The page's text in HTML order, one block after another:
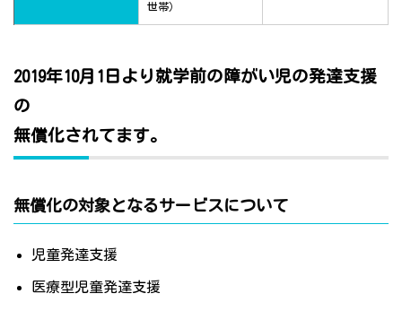
世帯）
2019年10月1日より就学前の障がい児の発達支援
の
無償化されてます。
無償化の対象となるサービスについて
児童発達支援
医療型児童発達支援